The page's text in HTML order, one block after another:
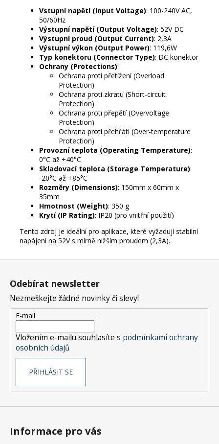
Vstupní napětí (Input Voltage): 100-240V AC,
50/60Hz
Výstupní napětí (Output Voltage): 52V DC
Výstupní proud (Output Current): 2,3A
Výstupní výkon (Output Power): 119,6W
Typ konektoru (Connector Type): DC konektor
Ochrany (Protections):
Ochrana proti přetížení (Overload
Protection)
Ochrana proti zkratu (Short-circuit
Protection)
Ochrana proti přepětí (Overvoltage
Protection)
Ochrana proti přehřátí (Over-temperature
Protection)
Provozní teplota (Operating Temperature):
0°C až +40°C
Skladovací teplota (Storage Temperature):
-20°C až +85°C
Rozměry (Dimensions): 150mm x 60mm x
35mm
Hmotnost (Weight): 350 g
Krytí (IP Rating): IP20 (pro vnitřní použití)
Tento zdroj je ideální pro aplikace, které vyžadují stabilní
napájení na 52V s mírně nižším proudem (2,3A).
Z
Odebírat newsletter
Nezmeškejte žádné novinky či slevy!
E-mail
Vložením e-mailu souhlasíte s podmínkami ochrany
osobních údajů
PŘIHLÁSIT SE
Informace pro vás